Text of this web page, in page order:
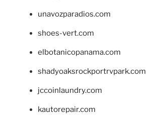
unavozparadios.com
shoes-vert.com
elbotanicopanama.com
shadyoaksrockportrvpark.com
jccoinlaundry.com
kautorepair.com